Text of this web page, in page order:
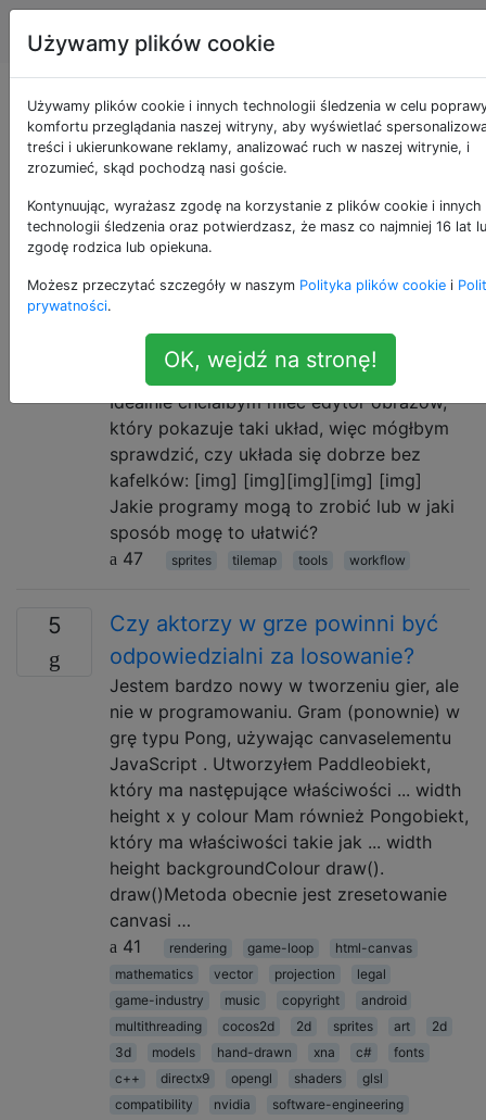
Produkcja gier
Pytania otagowane
jako sprites
Renderowanie 2D obiektu w przestrzeni.
Jak mogę szybko sprawdzić, czy
moje duszki dobrze się układają?
ładnie układają kafelki, ale sprawdzanie, jak
dobrze kafelki są naprawdę kłopotliwe.
Idealnie chciałbym mieć edytor obrazów,
który pokazuje taki układ, więc mógłbym
sprawdzić, czy układa się dobrze bez
kafelków: [img] [img][img][img] [img]
Jakie programy mogą to zrobić lub w jaki
sposób mogę to ułatwić?
47
sprites tilemap tools workflow
5
Czy aktorzy w grze powinni być
odpowiedzialni za losowanie?
Jestem bardzo nowy w tworzeniu gier, ale
nie w programowaniu. Gram (ponownie) w
grę typu Pong, używając canvaselementu
JavaScript . Utworzyłem Paddleobiekt,
który ma następujące właściwości ... width
height x y colour Mam również Pongobiekt,
który ma właściwości takie jak ... width
height backgroundColour draw().
draw()Metoda obecnie jest zresetowanie
canvasi …
41
rendering game-loop
html-canvas
mathematics
vector projection
legal
game-industry
music copyright
android
multithreading
cocos2d 2d sprites art
2d
3d
models hand-drawn xna c#
fonts
c++
directx9 opengl shaders
glsl
compatibility
nvidia
software-engineering
Używamy plików cookie
Używamy plików cookie i innych technologii śledzenia w celu
komfortu przeglądania naszej witryny, aby wyświetlać
treści i ukierunkowane reklamy, analizować ruch w naszej witrynie, i
zrozumieć, skąd pochodzą nasi goście.
Kontynuując, wyrażasz zgodę na korzystanie z plików cookie i innych
technologii śledzenia oraz potwierdzasz, że masz co najmniej 16 lat
zgodę rodzica lub opiekuna.
Możesz przeczytać szczegóły w naszym Polityka plików cookie i
prywatności.
OK, wejdź na stronę!